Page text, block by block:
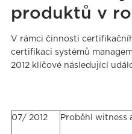
produktů v
V rámci činnosti
certifikaci systémů
2012 klíčové následující
07/ 2012 Proběhl witness